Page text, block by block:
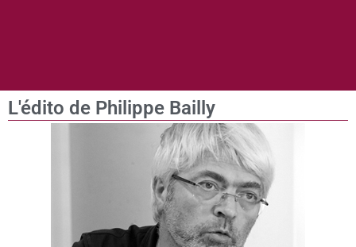
L'édito de Philippe Bailly